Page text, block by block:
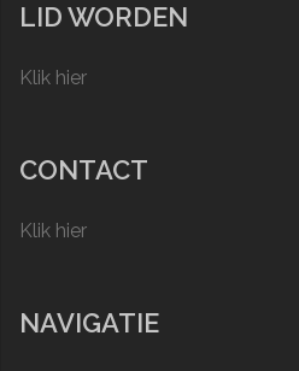
LID WORDEN
Klik hier
CONTACT
Klik hier
NAVIGATIE